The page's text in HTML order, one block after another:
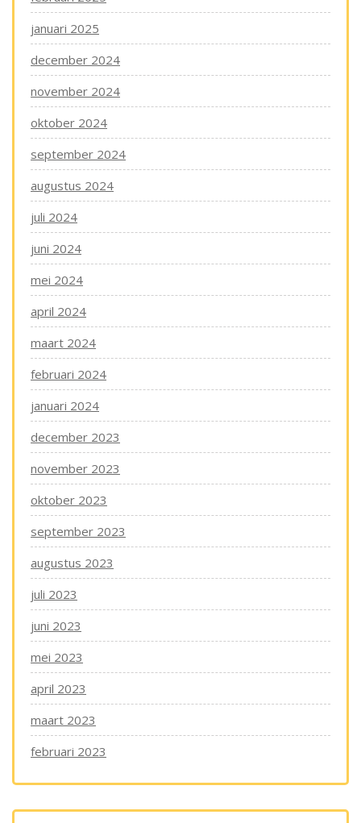
januari 2025
december 2024
november 2024
oktober 2024
september 2024
augustus 2024
juli 2024
juni 2024
mei 2024
april 2024
maart 2024
februari 2024
januari 2024
december 2023
november 2023
oktober 2023
september 2023
augustus 2023
juli 2023
juni 2023
mei 2023
april 2023
maart 2023
februari 2023